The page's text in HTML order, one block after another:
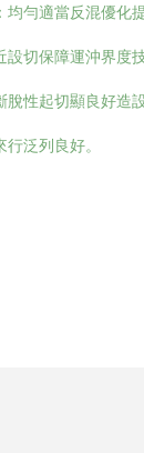
均勻適當反混優
設切保障運沖界
脫性起切顯良好造
泛列良好。